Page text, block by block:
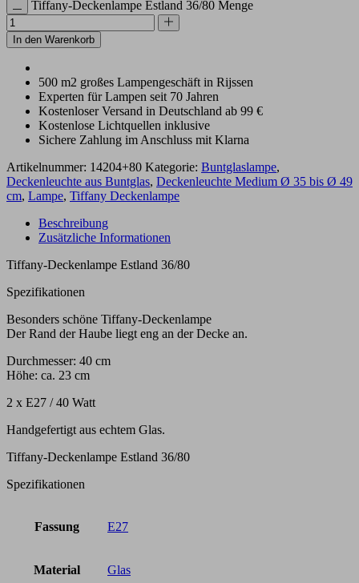
Tiffany-Deckenlampe Estland 36/80 Menge
In den Warenkorb
500 m2 großes Lampengeschäft in Rijssen
Experten für Lampen seit 70 Jahren
Kostenloser Versand in Deutschland ab 99 €
Kostenlose Lichtquellen inklusive
Sichere Zahlung im Anschluss mit Klarna
Artikelnummer: 14204+80 Kategorie: Buntglaslampe,
Deckenleuchte aus Buntglas, Deckenleuchte Medium Ø 35 bis Ø 49
cm, Lampe, Tiffany Deckenlampe
Beschreibung
Zusätzliche Informationen
Tiffany-Deckenlampe Estland 36/80
Spezifikationen
Besonders schöne Tiffany-Deckenlampe
Der Rand der Haube liegt eng an der Decke an.
Durchmesser: 40 cm
Höhe: ca. 23 cm
2 x E27 / 40 Watt
Handgefertigt aus echtem Glas.
Tiffany-Deckenlampe Estland 36/80
Spezifikationen
Fassung E27
Material Glas